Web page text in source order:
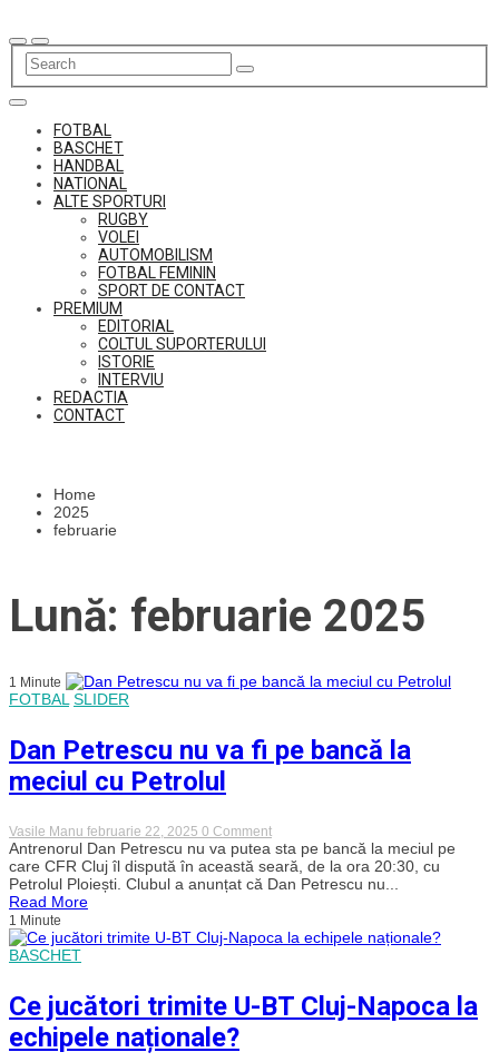
to
content
FOTBAL
BASCHET
HANDBAL
NATIONAL
ALTE SPORTURI
RUGBY
VOLEI
AUTOMOBILISM
FOTBAL FEMININ
SPORT DE CONTACT
PREMIUM
EDITORIAL
COLTUL SUPORTERULUI
ISTORIE
INTERVIU
REDACTIA
CONTACT
Home
2025
februarie
Lună: februarie 2025
1 Minute
FOTBAL SLIDER
Dan Petrescu nu va fi pe bancă la
meciul cu Petrolul
Vasile Manu februarie 22, 2025 0 Commenton
Dan
Petrescu
nu
va
bancă
Petrolul
Antrenorul Dan Petrescu nu va putea sta pe bancă la meciul pe
care CFR Cluj îl dispută în această seară, de la ora 20:30, cu
Petrolul Ploiești. Clubul a anunțat că Dan Petrescu nu...
Read More
1 Minute
BASCHET
Ce jucători trimite U-BT Cluj-Napoca la
echipele naționale?